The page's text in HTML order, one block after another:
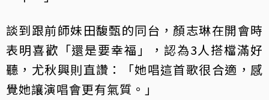
談到跟前師妹田馥甄的同台，顏志琳在開會時
表明喜歡「還是要幸福」，認為3人搭檔滿好
聽，尤秋興則直讚：「她唱這首歌很合適，感
覺她讓演唱會更有氣質。」